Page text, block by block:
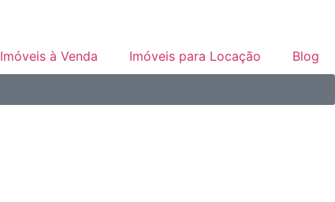
Imóveis à Venda Imóveis para Locação Blog